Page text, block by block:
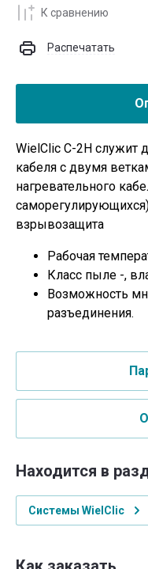
К сравнению
Распечатать
WielClic С-2H служит
кабеля с двумя
нагревательного
взрывозащита
Рабочая
Класс пыле -,
Возможность
разъединения.
Находится в
Системы WielClic